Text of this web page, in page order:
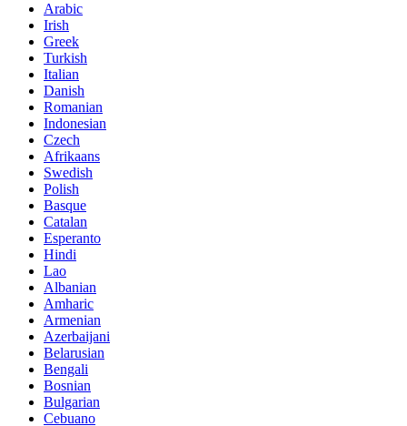
Arabic
Irish
Greek
Turkish
Italian
Danish
Romanian
Indonesian
Czech
Afrikaans
Swedish
Polish
Basque
Catalan
Esperanto
Hindi
Lao
Albanian
Amharic
Armenian
Azerbaijani
Belarusian
Bengali
Bosnian
Bulgarian
Cebuano